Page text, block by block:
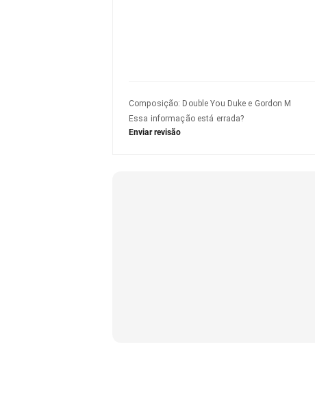
Composição: Double You Duke e Gordon M
Essa informação está errada?
Enviar revisão